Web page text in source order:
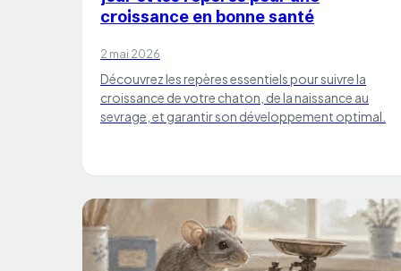
croissance en bonne santé
2 mai 2026
Découvrez les repères essentiels pour suivre la
croissance de votre chaton, de la naissance au
sevrage, et garantir son développement optimal.